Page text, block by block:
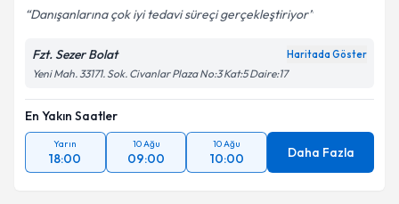
Danışanlarına çok iyi tedavi süreçi gerçekleştiriyor
Fzt. Sezer Bolat Haritada Göster
Yeni Mah. 33171. Sok. Civanlar Plaza No:3 Kat:5 Daire:17
En Yakın Saatler
Yarın
18:00
10 Ağu
09:00
10 Ağu
10:00 Daha Fazla